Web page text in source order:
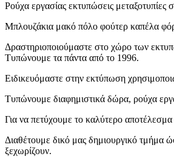
Ρούχα εργασίας εκτυπώσεις
Μπλουζάκια μακό πόλο φούτερ καπέλα
Δραστηριοποιούμαστε στο χώρο των
Τυπώνουμε τα πάντα από το 1996.
Ειδικευόμαστε στην εκτύπωση
Τυπώνουμε διαφημιστικά δώρα, ρούχα
Για να πετύχουμε το καλύτερο
Διαθέτουμε δικό μας δημιουργικό τμήμα
ξεχωρίζουν.